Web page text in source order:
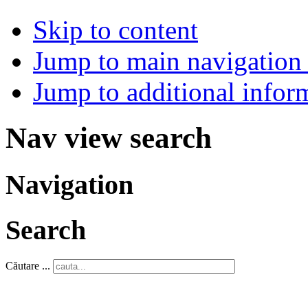
Skip to content
Jump to main
Jump to additional
Nav view search
Navigation
Search
Căutare ...